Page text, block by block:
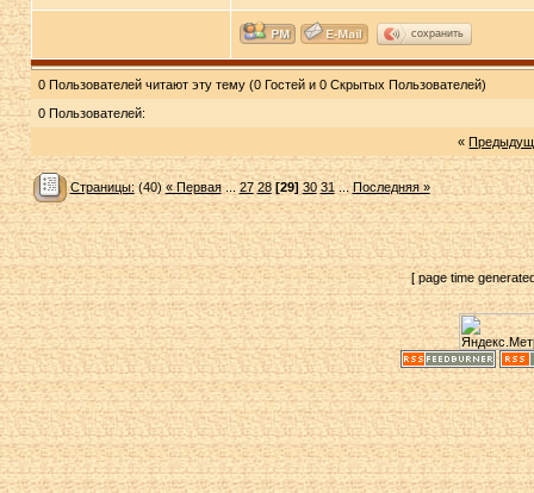
сохранить
0 Пользователей читают эту тему (0 Гостей и 0 Скрытых Пользователей)
0 Пользователей:
«
Страницы:(40)« Первая...27 28 [29] 30 31...Последняя »
[ page time